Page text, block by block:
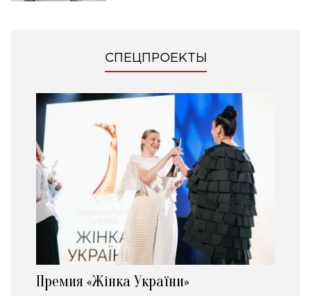
СПЕЦПРОЕКТЫ
Премия «Жінка України»